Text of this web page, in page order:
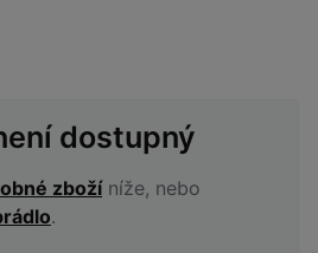
dostupný
zbožíníže, nebo
.